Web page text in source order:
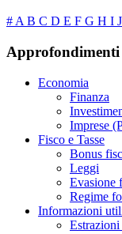
# A B C D E F G H I J
Approfondimenti
Economia
Finanza
Imprese
Fisco e Tasse
Bonus
Leggi
Evasione
Regime
Informazioni